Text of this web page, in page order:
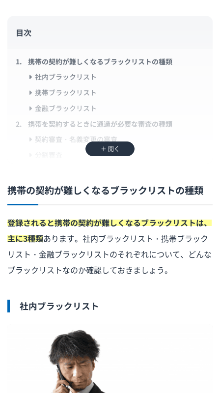
目次
携帯の契約が難しくなるブラックリストの種類
社内ブラックリスト
携帯ブラックリスト
金融ブラックリスト
携帯を契約するときに通過が必要な審査の種類
契約審査・名義変更の審査
審査なしで料金も安いレンタル携帯
比較的審査が緩い格安SIM
やや料金は割高だが審査は不要のプリペイド携帯
審査に落ちたときの対処法
別の携帯会社に申し込む
ブラックリストの時効を待ってから申し込む
家族名義で契約する
携帯代未払いのブラックリストは何年で消える？
携帯のブラックリストに入るとどうなる？
携帯のブラックリストはどうやったら解除できる？
＋ 開く
携帯の契約が難しくなるブラックリストの種類
登録されると携帯の契約が難しくなるブラックリストは、
主に3種類あります。社内ブラックリスト・携帯ブラック
リスト・金融ブラックリストのそれぞれについて、どんな
ブラックリストなのか確認しておきましょう。
社内ブラックリスト